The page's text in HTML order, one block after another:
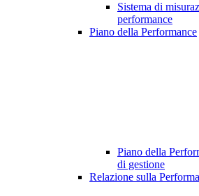
Sistema di
performance
Piano della Performance
Piano della
di gestione
Relazione sulla